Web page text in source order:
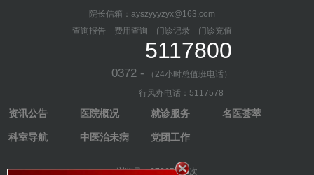
院长信箱：ayszyyyzyx@163.com
查询报告
费用查询 门诊记录 门诊充值
5117800
0372 - （24小时总值班电话）
行风办电话：5117578
资讯公告 医院概况 就诊服务 名医荟萃
科室导航 中医治未病 党团工作
浏览量：67265113次